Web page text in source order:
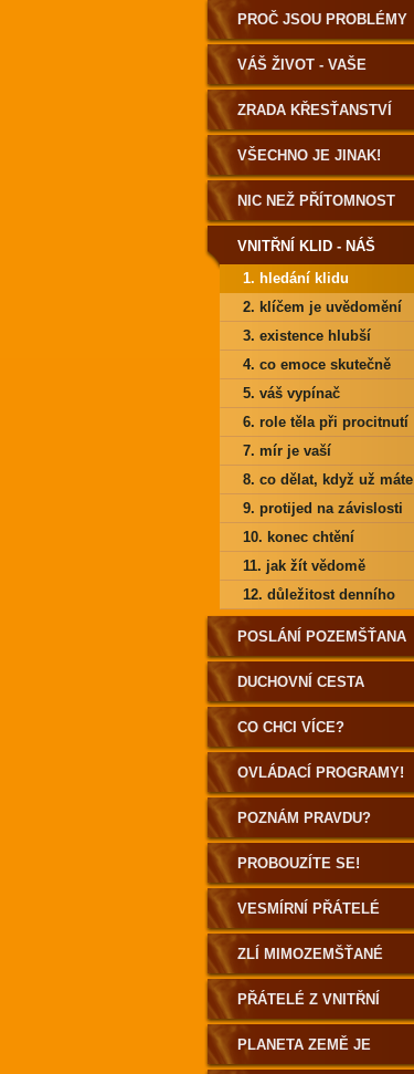
PRO POZEMŠŤANY!
PROČ JSOU PROBLÉMY
A NEMOCI?
VÁŠ ŽIVOT - VAŠE
VOLBA
ZRADA KŘESŤANSTVÍ
VŠECHNO JE JINAK!
NIC NEŽ PŘÍTOMNOST
VNITŘNÍ KLID - NÁŠ
DOMOV
1. hledání klidu
2. klíčem je uvědomění
3. existence hlubší
reality
4. co emoce skutečně
znamenají
5. váš vypínač
6. role těla při procitnutí
do míru
7. mír je vaší
zodpovědností
8. co dělat, když už máte
utrpení dost
9. protijed na závislosti
10. konec chtění
11. jak žít vědomě
12. důležitost denního
praktikování
uvědomování
POSLÁNÍ POZEMŠŤANA
DUCHOVNÍ CESTA
POZEMŠŤANA
CO CHCI VÍCE?
OVLÁDACÍ PROGRAMY!
POZNÁM PRAVDU?
PROBOUZÍTE SE!
VESMÍRNÍ PŘÁTELÉ
ZLÍ MIMOZEMŠŤANÉ
PŘÁTELÉ Z VNITŘNÍ
ZEMĚ
PLANETA ZEMĚ JE